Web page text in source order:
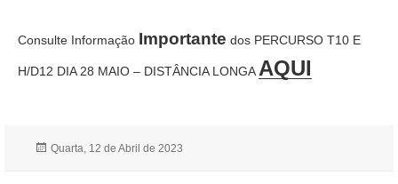
Consulte Informação Importante dos PERCURSO T10 E
H/D12 DIA 28 MAIO – DISTÂNCIA LONGAAQUI
Publicado
Quarta, 12 de Abril de 2023